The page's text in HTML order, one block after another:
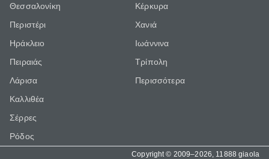
Θεσσαλονίκη
Περιστέρι
Ηράκλειο
Πειραιάς
Λάρισα
Καλλιθέα
Σέρρες
Ρόδος
Κέρκυρα
Χανιά
Ιωάννινα
Τρίπολη
Περισσότερα
Copyright © 2009–2026, 11888 giaola